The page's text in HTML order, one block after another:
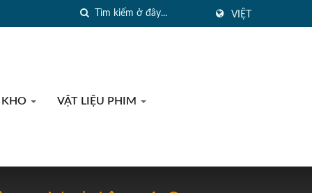
VIỆT
KHO VẬT LIỆU PHIM